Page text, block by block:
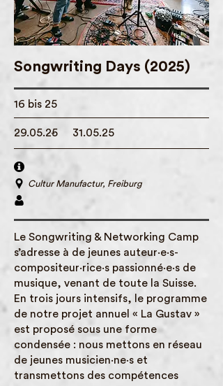
Songwriting Days (2025)
16 bis 25
29.05.25
- 31.05.25
Cultur Manufactur, Freiburg
Le Songwriting & Networking Camp
s’adresse à de jeunes auteur·e·s-
compositeur·rice·s passionné·e·s de
musique, venant de toute la Suisse.
En trois jours intensifs, le programme
de notre projet annuel « La Gustav »
est proposé sous une forme
condensée : nous mettons en réseau
de jeunes musicien·ne·s et
transmettons des compétences